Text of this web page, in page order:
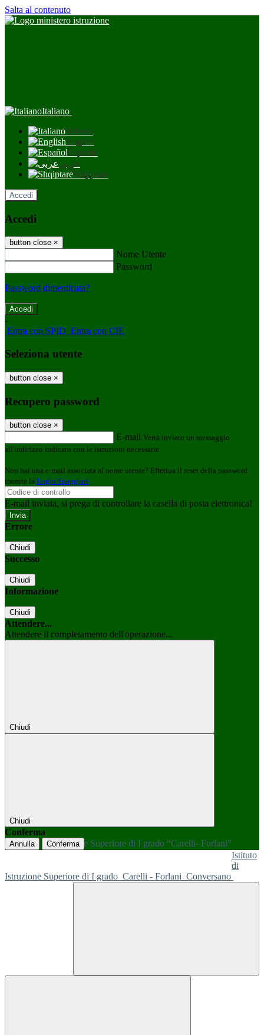
Salta al contenuto
Italiano
Italiano
English
Español
عربى
Shqiptare
Accedi
Accedi
button close ×
Nome Utente
Password
Password dimenticata?
-
Entra con SPID Entra con CIE
Seleziona utente
button close ×
Recupero password
button close ×
E-mail Verrà inviato un messaggio
all'indirizzo indicato con le istruzioni necessarie.
Non hai una e-mail associata al nome utente? Effettua il reset della password
tramite la Login Spaggiari
E-mail inviata, si prega di controllare la casella di posta elettronica!
Errore
Chiudi
Successo
Chiudi
Informazione
Chiudi
Attendere...
Attendere il completamento dell'operazione...
Chiudi
Chiudi
Conferma
Annulla Conferma
Istituto
di
Istruzione Superiore di I grado Carelli - Forlani Conversano